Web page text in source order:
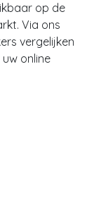
op de
Via ons
vergelijken
online